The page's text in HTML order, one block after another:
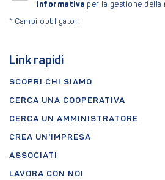
Link rapidi
SCOPRI CHI SIAMO
CERCA UNA COOPERATIVA
CERCA UN AMMINISTRATORE
CREA UN'IMPRESA
ASSOCIATI
LAVORA CON NOI
informativa per la gestione della
* Campi obbligatori